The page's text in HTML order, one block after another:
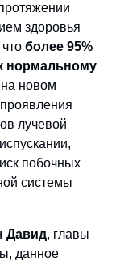
здоровья
более 95%
нормальному
новом
лучевой
побочных
системы
Давид, главы
данное